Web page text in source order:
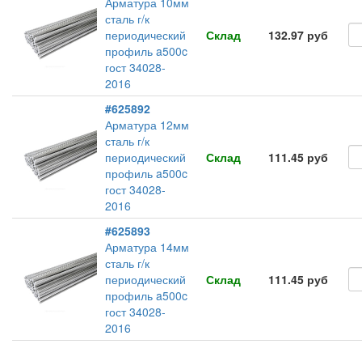
сталь г/к
периодический
профиль a500c
гост 34028-
2016
Склад 132.97 руб
#625892
Арматура 12мм
сталь г/к
периодический
профиль a500c
гост 34028-
2016
Склад 111.45 руб
#625893
Арматура 14мм
сталь г/к
периодический
профиль a500c
гост 34028-
2016
Склад 111.45 руб